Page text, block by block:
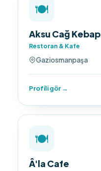
🍽️
Aksu Cağ Kebap
Restoran & Kafe
Gaziosmanpaşa
Profili gör →
🍽️
Â'la Cafe